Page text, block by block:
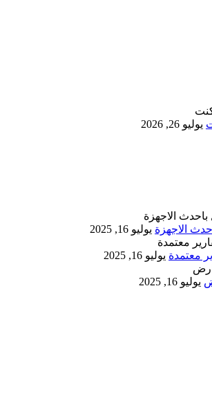
يوليو 26, 2026
يوليو 16, 2025
يوليو 16, 2025
يوليو 16, 2025